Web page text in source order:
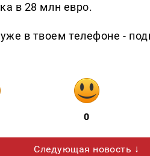
в 28 млн евро.
в твоем телефоне -
0
Следующая новость ↓